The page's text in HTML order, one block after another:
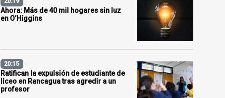
Ahora: Más de 40 mil hogares sin luz
en O’Higgins
20:15
Ratifican la expulsión de estudiante de
liceo en Rancagua tras agredir a un
profesor